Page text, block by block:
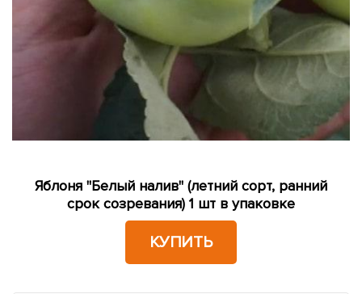
Яблоня "Белый налив" (летний сорт, ранний
срок созревания) 1 шт в упаковке
КУПИТЬ